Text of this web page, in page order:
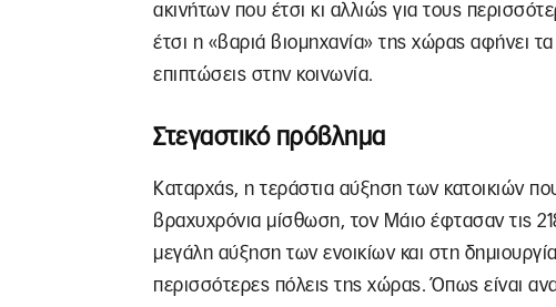
ακινήτων που έτσι κι αλλιώς για τους
έτσι η «βαριά βιομηχανία» της χώρας αφήνει
επιπτώσεις στην κοινωνία.
Στεγαστικό πρόβλημα
Καταρχάς, η τεράστια αύξηση των κατοικιών
βραχυχρόνια μίσθωση, τον Μάιο έφτασαν τις
μεγάλη αύξηση των ενοικίων και στη
περισσότερες πόλεις της χώρας. Όπως είναι